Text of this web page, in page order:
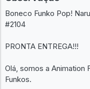
Boneco Funko Pop!
#2104
PRONTA ENTREGA!!!
Olá, somos a Animation
Funkos.